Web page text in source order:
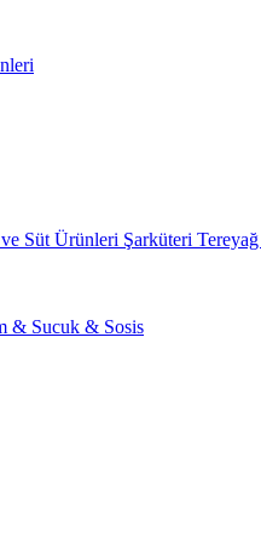
Süt Ürünleri Şarküteri Tereyağ
& Sucuk & Sosis